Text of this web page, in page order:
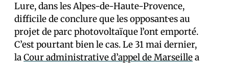
Lure, dans les Alpes-de-Haute-Provence,
difficile de conclure que les opposant·es au
projet de parc photovoltaïque l’ont emporté.
C’est pourtant bien le cas. Le 31 mai dernier,
laCour administrative d’appel de Marseillea